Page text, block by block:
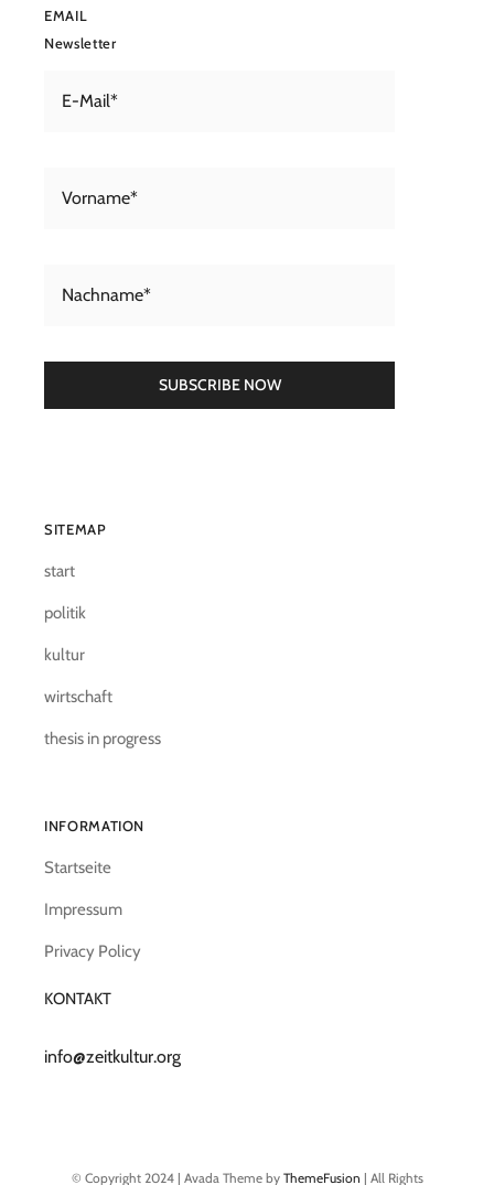
EMAIL
Newsletter
SUBSCRIBE NOW
SITEMAP
start
politik
kultur
wirtschaft
thesis in progress
INFORMATION
Startseite
Impressum
Privacy Policy
KONTAKT
info@zeitkultur.org
© Copyright 2024 | Avada Theme by ThemeFusion | All Rights